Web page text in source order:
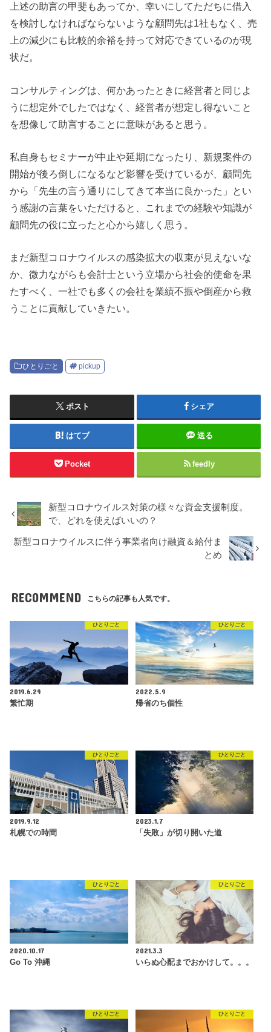
上述の助言の甲斐もあってか、幸いにしてただちに借入
を検討しなければならないような顧問先は1社もなく、売
上の減少にも比較的余裕を持って対応できているのが現
状だ。
コンサルティングは、何かあったときに経営者と同じよ
うに想定外でしたではなく、経営者が想定し得ないこと
を想像して助言することに意味があると思う。
私自身もセミナーが中止や延期になったり、新規案件の
開始が後ろ倒しになるなど影響を受けているが、顧問先
から「先生の言う通りにしてきて本当に良かった」とい
う感謝の言葉をいただけると、これまでの経験や知識が
顧問先の役に立ったと心から嬉しく思う。
まだ新型コロナウイルスの感染拡大の収束が見えないな
か、微力ながらも会計士という立場から社会的使命を果
たすべく、一社でも多くの会社を業績不振や倒産から救
うことに貢献していきたい。
ひとりごと pickup
ポスト シェア
はてブ 送る
Pocket feedly
新型コロナウイルス対策の様々な資金支援制度。
で、どれを使えばいいの？
新型コロナウイルスに伴う事業者向け融資＆給付ま
とめ
RECOMMEND こちらの記事も人気です。
ひとりごと
2019.6.29
繁忙期
ひとりごと
2022.5.9
帰省のち個性
ひとりごと
2019.9.12
札幌での時間
ひとりごと
2023.1.7
「失敗」が切り開いた道
ひとりごと
2020.10.17
Go To 沖縄
ひとりごと
2021.3.3
いらぬ心配までおかけして。。。
ひとりごと ひとりごと